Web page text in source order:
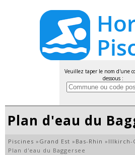
Veuillez taper le nom d'une
dessous :
Plan d'eau du
Piscines » Grand Est » Bas-Rhin » Illkirch-
Plan d'eau du Baggersee